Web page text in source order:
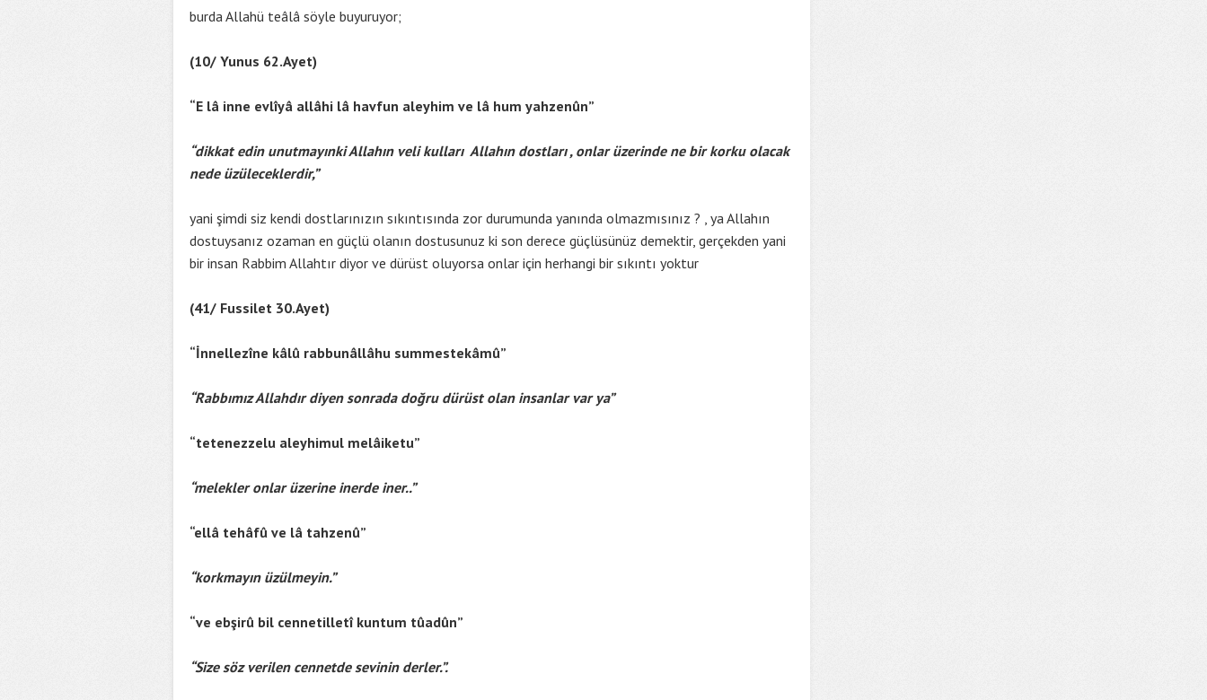
burda Allahü teâlâ söyle buyuruyor;
(10/ Yunus 62.Ayet)
“E lâ inne evlîyâ allâhi lâ havfun aleyhim ve lâ hum yahzenûn”
“dikkat edin unutmayınki Allahın veli kulları Allahın dostları , onlar üzerinde ne bir korku olacak
nede üzüleceklerdir,”
yani şimdi siz kendi dostlarınızın sıkıntısında zor durumunda yanında olmazmısınız ? , ya Allahın
dostuysanız ozaman en güçlü olanın dostusunuz ki son derece güçlüsünüz demektir, gerçekden yani
bir insan Rabbim Allahtır diyor ve dürüst oluyorsa onlar için herhangi bir sıkıntı yoktur
(41/ Fussilet 30.Ayet)
“İnnellezîne kâlû rabbunâllâhu summestekâmû”
“Rabbımız Allahdır diyen sonrada doğru dürüst olan insanlar var ya”
“tetenezzelu aleyhimul melâiketu”
“melekler onlar üzerine inerde iner..”
“ellâ tehâfû ve lâ tahzenû”
“korkmayın üzülmeyin.”
“ve ebşirû bil cennetilletî kuntum tûadûn”
“Size söz verilen cennetde sevinin derler.”.